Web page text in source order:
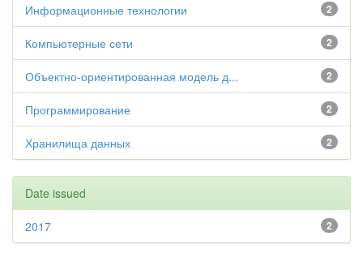
2
Информационные технологии
2
Компьютерные сети
2
Объектно-ориентированная модель д...
2
Программирование
2
Хранилища данных
Date issued
2
2017